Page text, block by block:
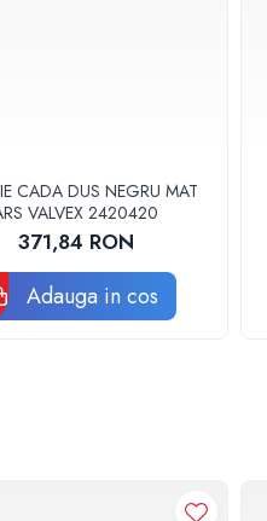
CADA DUS NEGRU MAT
VALVEX 2420420
371,84 RON
Adauga in cos